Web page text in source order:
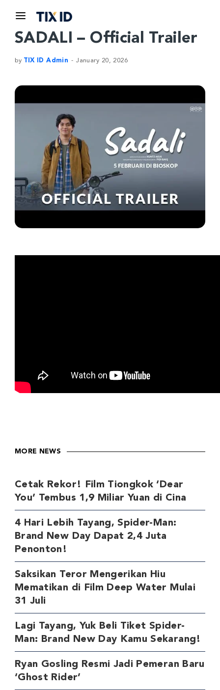
SADALI – Official Trailer
by TIX ID Admin January 20, 2026
MORE NEWS
Cetak Rekor! Film Tiongkok ‘Dear
You’ Tembus 1,9 Miliar Yuan di Cina
4 Hari Lebih Tayang, Spider-Man:
Brand New Day Dapat 2,4 Juta
Penonton!
Saksikan Teror Mengerikan Hiu
Mematikan di Film Deep Water Mulai
31 Juli
Lagi Tayang, Yuk Beli Tiket Spider-
Man: Brand New Day Kamu Sekarang!
Ryan Gosling Resmi Jadi Pemeran Baru
‘Ghost Rider’